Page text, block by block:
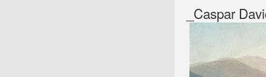
_Caspar